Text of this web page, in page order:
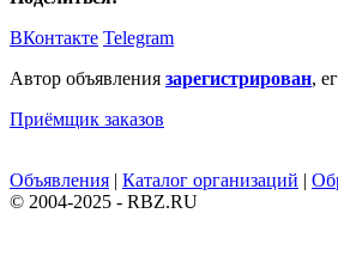
ВКонтакте Telegram
Автор объявления зарегистрирован,
Приёмщик заказов
Объявления | Каталог организаций |
© 2004-2025 - RBZ.RU